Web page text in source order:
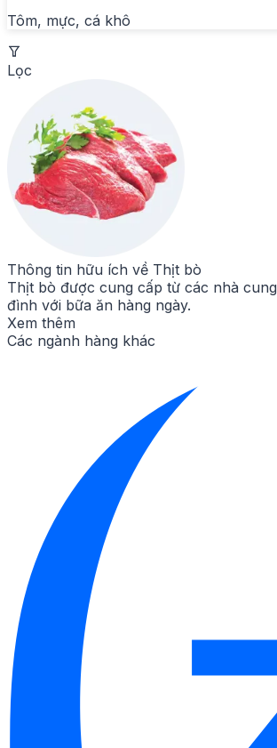
Tôm, mực, cá khô
Lọc
Thông tin hữu ích về Thịt bò
Thịt bò được cung cấp từ các nhà
đình với bữa ăn hàng ngày.
Xem thêm
Các ngành hàng khác